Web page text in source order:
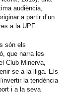
audiència,
a partir d’un
a la UPF.
són els
que narra les
Club Minerva,
se a la lliga. Els
la tendència
i a la seva